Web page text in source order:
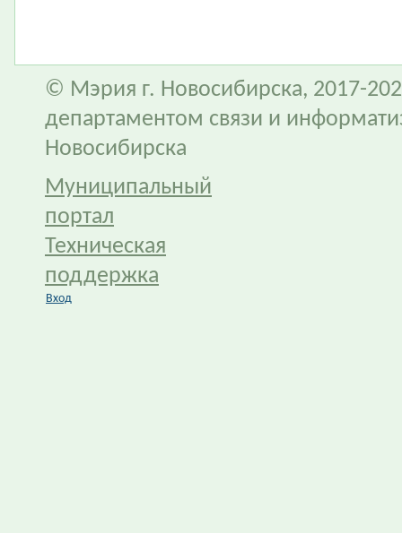
© Мэрия г. Новосибирска, 2017-
департаментом связи и
Новосибирска
Муниципальный
портал
Техническая
поддержка
Вход